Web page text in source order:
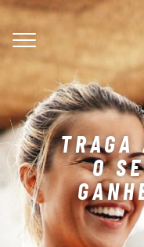
TRAGA
O